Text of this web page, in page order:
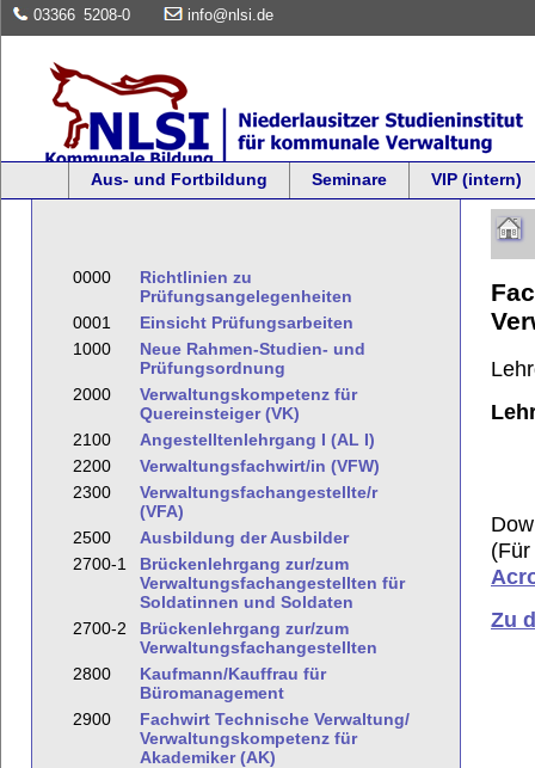
03366 5208-0 info@nlsi.de
Aus- und Fortbildung Seminare VIP (intern)
0000
Richtlinien zu
Prüfungsangelegenheiten
0001
Einsicht Prüfungsarbeiten
1000
Neue Rahmen-Studien- und
Prüfungsordnung
2000
Verwaltungskompetenz für
Quereinsteiger (VK)
2100
Angestelltenlehrgang I (AL I)
2200
Verwaltungsfachwirt/in (VFW)
2300
Verwaltungsfachangestellte/r
(VFA)
2500
Ausbildung der Ausbilder
2700-1
Brückenlehrgang zur/zum
Verwaltungsfachangestellten für
Soldatinnen und Soldaten
2700-2
Brückenlehrgang zur/zum
Verwaltungsfachangestellten
2800
Kaufmann/Kauffrau für
Büromanagement
2900
Fachwirt Technische Verwaltung/
Verwaltungskompetenz für
Akademiker (AK)
Zu